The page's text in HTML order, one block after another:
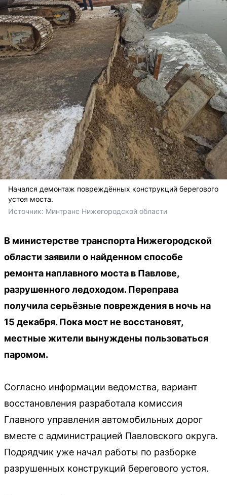
Начался демонтаж повреждённых конструкций берегового
устоя моста.
Источник: Минтранс Нижегородской области
В министерстве транспорта Нижегородской
области заявили о найденном способе
ремонта наплавного моста в Павлове,
разрушенного ледоходом. Переправа
получила серьёзные повреждения в ночь на
15 декабря. Пока мост не восстановят,
местные жители вынуждены пользоваться
паромом.
Согласно информации ведомства, вариант
восстановления разработала комиссия
Главного управления автомобильных дорог
вместе с администрацией Павловского округа.
Подрядчик уже начал работы по разборке
разрушенных конструкций берегового устоя.